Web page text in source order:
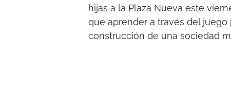
hijas a la Plaza Nueva este
que aprender a través del
construcción de una sociedad